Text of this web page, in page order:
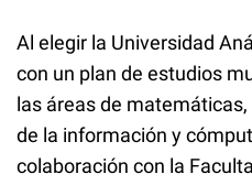
Al elegir la Universidad
con un plan de estudios
las áreas de
de la información y
colaboración con la